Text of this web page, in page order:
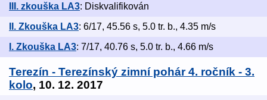
III. zkouška LA3: Diskvalifikován
II. Zkouška LA3: 6/17, 45.56 s, 5.0 tr. b., 4.35 m/s
I. Zkouška LA3: 7/17, 40.76 s, 5.0 tr. b., 4.66 m/s
Terezín - Terezínský zimní pohár 4. ročník - 3.
kolo, 10. 12. 2017